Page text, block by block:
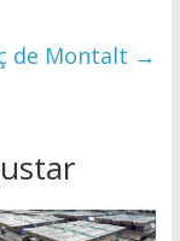
de Montalt →